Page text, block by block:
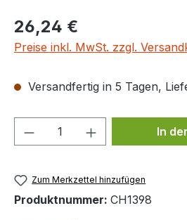
Regulärer Preis:
26,24 €
Preise inkl. MwSt. zzgl.
Versandfertig in 5 Tagen,
Produkt Anzahl: Gib
In
Zum Merkzettel hinzufügen
Produktnummer: CH1398